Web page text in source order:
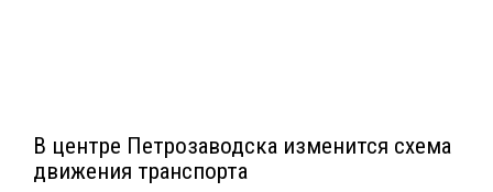
В центре Петрозаводска изменится схема
движения транспорта